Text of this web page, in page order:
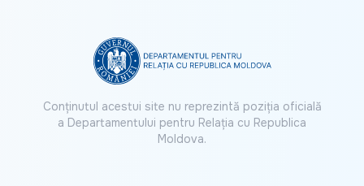
Conținutul acestui site nu reprezintă poziția oficială
a Departamentului pentru Relația cu Republica
Moldova.